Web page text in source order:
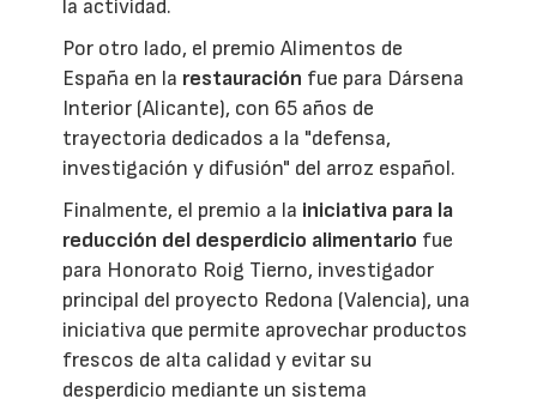
la actividad.
Por otro lado, el premio Alimentos de
España en la restauración fue para Dársena
Interior (Alicante), con 65 años de
trayectoria dedicados a la "defensa,
investigación y difusión" del arroz español.
Finalmente, el premio a la iniciativa para la
reducción del desperdicio alimentario fue
para Honorato Roig Tierno, investigador
principal del proyecto Redona (Valencia), una
iniciativa que permite aprovechar productos
frescos de alta calidad y evitar su
desperdicio mediante un sistema